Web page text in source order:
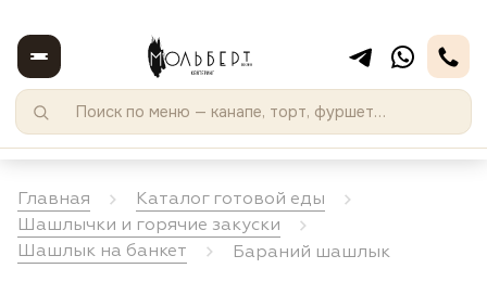
Главная
Каталог готовой еды
Шашлычки и горячие закуски
Шашлык на банкет
Бараний шашлык